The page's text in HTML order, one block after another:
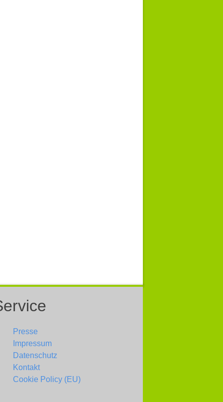
Presse
Impressum
Datenschutz
Kontakt
Cookie Policy (EU)